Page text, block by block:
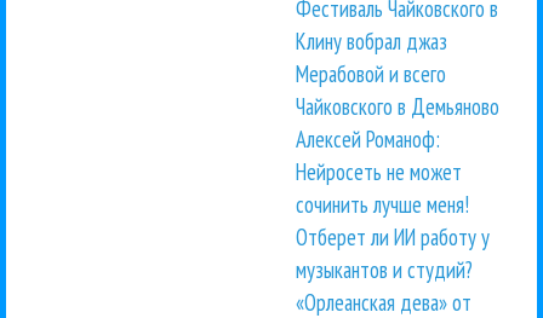
Фестиваль Чайковского в
Клину вобрал джаз
Мерабовой и всего
Чайковского в Демьяново
Алексей Романоф:
Нейросеть не может
сочинить лучше меня!
Отберет ли ИИ работу у
музыкантов и студий?
«Орлеанская дева» от